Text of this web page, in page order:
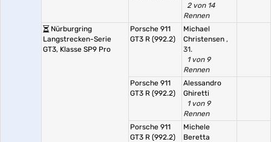
2 von 14
Rennen
Nürburgring
Langstrecken-Serie
GT3, Klasse SP9 Pro
Porsche 911
GT3 R (992.2)
Michael
Christensen ,
31.
1 von 9
Rennen
Porsche 911
GT3 R (992.2)
Alessandro
Ghiretti
1 von 9
Rennen
Porsche 911
GT3 R (992.2)
Michele
Beretta